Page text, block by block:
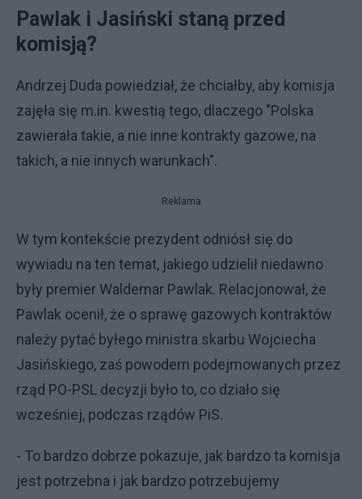
Pawlak i Jasiński staną przed
komisją?
Andrzej Duda powiedział, że chciałby, aby komisja
zajęła się m.in. kwestią tego, dlaczego "Polska
zawierała takie, a nie inne kontrakty gazowe, na
takich, a nie innych warunkach".
Reklama
W tym kontekście prezydent odniósł się do
wywiadu na ten temat, jakiego udzielił niedawno
były premier Waldemar Pawlak. Relacjonował, że
Pawlak ocenił, że o sprawę gazowych kontraktów
należy pytać byłego ministra skarbu Wojciecha
Jasińskiego, zaś powodem podejmowanych przez
rząd PO-PSL decyzji było to, co działo się
wcześniej, podczas rządów PiS.
- To bardzo dobrze pokazuje, jak bardzo ta komisja
jest potrzebna i jak bardzo potrzebujemy